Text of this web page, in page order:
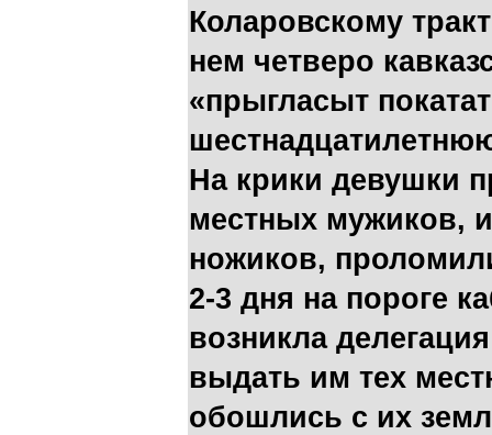
Коларовскому
нем четверо
«прыгласыт
На крики девушки
местных мужиков,
ножиков,
2-3 дня на пороге
возникла
выдать им тех
обошлись с их